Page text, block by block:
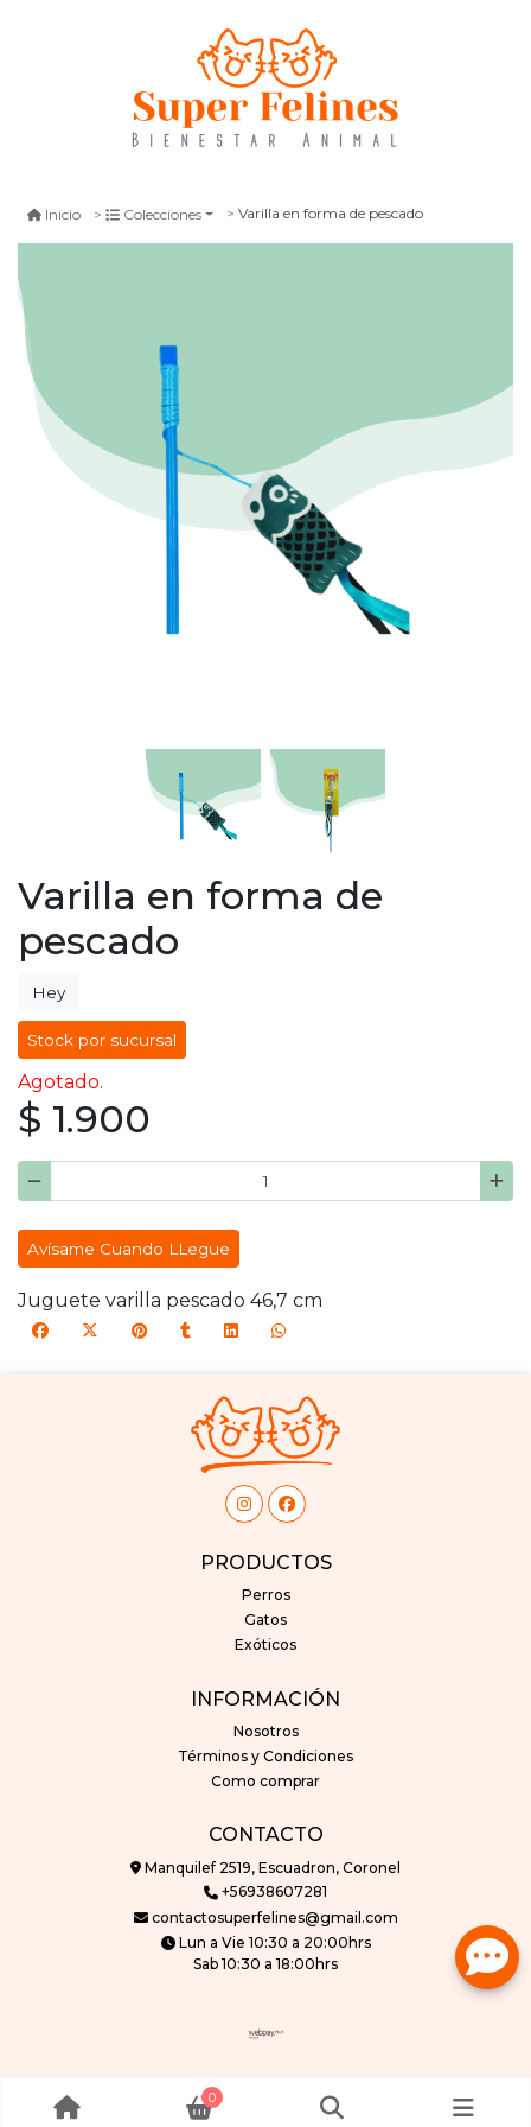
Inicio Colecciones Varilla en forma de pescado
Varilla en forma de
pescado
Hey
Stock por sucursal
Agotado.
$ 1.900
Avísame Cuando LLegue
Juguete varilla pescado 46,7 cm
PRODUCTOS
Perros
Gatos
Exóticos
INFORMACIÓN
Nosotros
Términos y Condiciones
Como comprar
CONTACTO
Manquilef 2519, Escuadron, Coronel
+56938607281
contactosuperfelines@gmail.com
Lun a Vie 10:30 a 20:00hrs
Sab 10:30 a 18:00hrs
Creado por
Bsale
0